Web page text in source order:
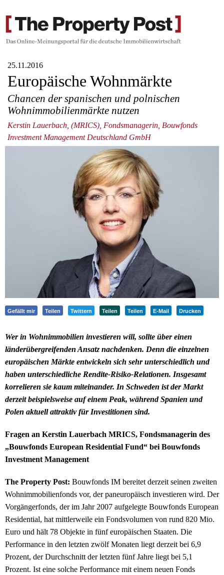
25.11.2016
Europäische Wohnmärkte
Chancen der spanischen und polnischen
Wohnimmobilienmärkte nutzen
Kerstin Lauerbach, (MRICS), Fondsmanagerin, Bouwfonds
Investment Management Deutschland GmbH
Gefällt mir Teilen Twittern Teilen Teilen E-Mail Drucken
Wer in Wohnimmobilien investieren will, sollte über einen
länderübergreifenden Ansatz nachdenken. Denn die einzelnen
europäischen Märkte entwickeln sich sehr unterschiedlich und
haben unterschiedliche Rendite-Risiko-Relationen. Insgesamt
korrelieren sie kaum miteinander. In Schweden ist der Markt
derzeit beispielsweise auf einem Peak, während Spanien und
Polen aktuell attraktiv für Investitionen sind.
Fragen an Kerstin Lauerbach MRICS, Fondsmanagerin des
„Bouwfonds European Residential Fund“ bei Bouwfonds
Investment Management
The Property Post: Bouwfonds IM bereitet derzeit seinen zweiten
Wohnimmobilienfonds vor, der paneuropäisch investieren wird. Der
Vorgängerfonds, der im Jahr 2007 aufgelegte Bouwfonds European
Residential, hat mittlerweile ein Fondsvolumen von rund 820 Mio.
Euro und hält 78 Objekte in fünf europäischen Staaten. Die
Performance in den letzten zwölf Monaten liegt derzeit bei 6,9
Prozent, der Durchschnitt der letzten fünf Jahre liegt bei 5,1
Prozent. Ist eine solche Performance mit einem neuen Fonds